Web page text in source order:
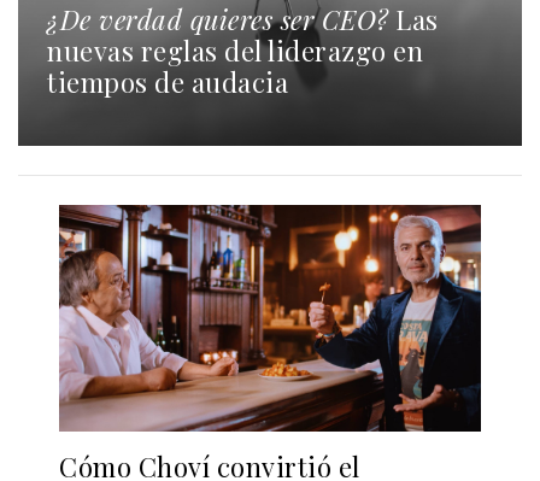
¿De verdad quieres ser CEO?Las
nuevas reglas del liderazgo en
tiempos de audacia
Cómo Choví convirtió el